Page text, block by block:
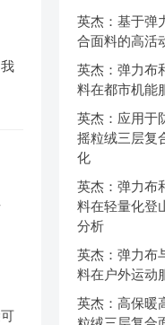
英杰：基于弹
合面料的高活
英杰：弹力布
料在都市机能
英杰：应用于
摇粒绒三层复
化
英杰：弹力布
料在轻量化登
分析
英杰：弹力布
料在户外运动
英杰：高保暖